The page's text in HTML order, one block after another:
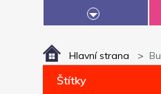
Hlavní strana
Štítky